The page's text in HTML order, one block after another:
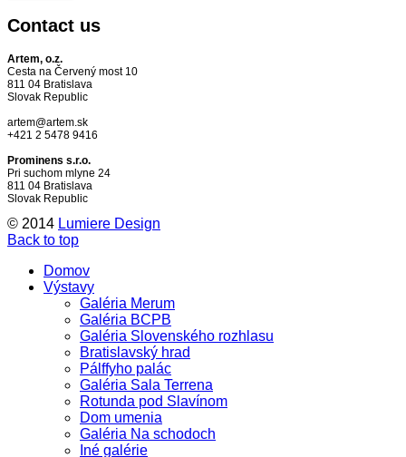
Contact us
Artem, o.z.
Cesta na Červený most 10
811 04 Bratislava
Slovak Republic
artem@artem.sk
+421 2 5478 9416
Prominens s.r.o.
Pri suchom mlyne 24
811 04 Bratislava
Slovak Republic
© 2014 Lumiere Design
Back to top
Domov
Výstavy
Galéria Merum
Galéria BCPB
Galéria Slovenského rozhlasu
Bratislavský hrad
Pálffyho palác
Galéria Sala Terrena
Rotunda pod Slavínom
Dom umenia
Galéria Na schodoch
Iné galérie